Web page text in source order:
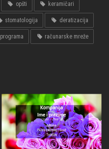
opšti keramičari
stomatologija deratizacija
računarske mreže